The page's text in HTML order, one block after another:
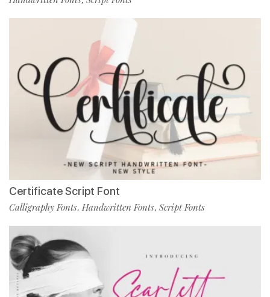
Certificate Script Font
Calligraphy Fonts, Handwritten Fonts, Script Fonts